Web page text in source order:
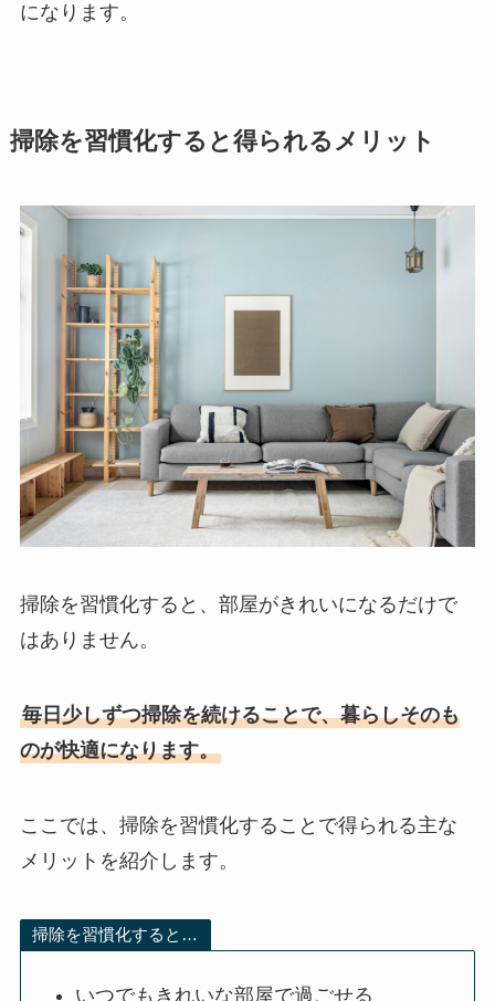
になります。
掃除を習慣化すると得られるメリット
掃除を習慣化すると、部屋がきれいになるだけで
はありません。
毎日少しずつ掃除を続けることで、暮らしそのも
のが快適になります。
ここでは、掃除を習慣化することで得られる主な
メリットを紹介します。
掃除を習慣化すると…
いつでもきれいな部屋で過ごせる